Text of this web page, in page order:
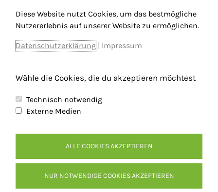
Vorheriger Beitrag
Kontakt
Diese Website nutzt Cookies, um das bestmögliche
Nutzererlebnis auf unserer Website zu ermöglichen.
Datenschutzerklärung | Impressum
Wähle die Cookies, die du akzeptieren möchtest
Technisch notwendig
Externe Medien
ALLE COOKIES AKZEPTIEREN
NUR NOTWENDIGE COOKIES AKZEPTIEREN